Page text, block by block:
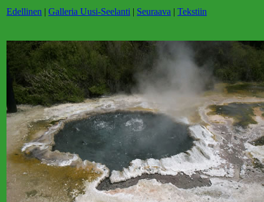
Edellinen | Galleria Uusi-Seelanti | Seuraava | Tekstiin